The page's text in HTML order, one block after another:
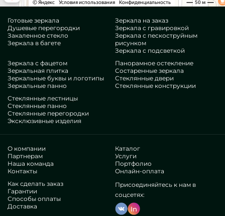
Готовые зеркала
Душевые перегородки
Закаленное стекло
Зеркала в багете
Зеркала на заказ
Зеркала с гравировкой
Зеркала с пескоструйным
рисунком
Зеркала с подсветкой
Зеркала с фацетом
Зеркальная плитка
Зеркальные буквы и логотипы
Зеркальные панно
Панорамное остекление
Состаренные зеркала
Стеклянные двери
Стеклянные конструкции
Стеклянные лестницы
Стеклянные панно
Стеклянные перегородки
Эксклюзивные изделия
О компании
Партнерам
Наша команда
Контакты
Каталог
Услуги
Портфолио
Онлайн-оплата
Как сделать заказ
Гарантии
Способы оплаты
Доставка
Присоединяйтесь к нам в
соцсетях:
In